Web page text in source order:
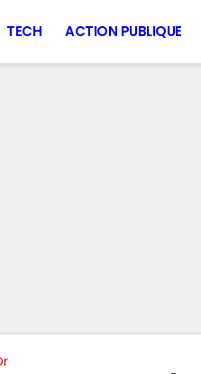
TECH ACTION PUBLIQUE